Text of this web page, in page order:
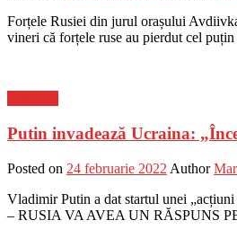
Forțele Rusiei din jurul orașului
vineri că forțele ruse au pierdut cel
Putin invadează Ucraina:
Posted on 24 februarie 2022 Author
Vladimir Putin a dat startul unei
– RUSIA VA AVEA UN RĂSPUNS